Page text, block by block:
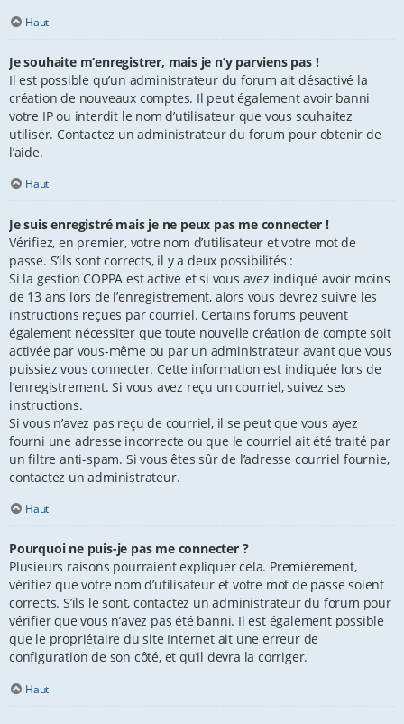
Haut
Je souhaite m’enregistrer, mais je n’y parviens pas !
Il est possible qu’un administrateur du forum ait désactivé la
création de nouveaux comptes. Il peut également avoir banni
votre IP ou interdit le nom d’utilisateur que vous souhaitez
utiliser. Contactez un administrateur du forum pour obtenir de
l’aide.
Haut
Je suis enregistré mais je ne peux pas me connecter !
Vérifiez, en premier, votre nom d’utilisateur et votre mot de
passe. S’ils sont corrects, il y a deux possibilités :
Si la gestion COPPA est active et si vous avez indiqué avoir moins
de 13 ans lors de l’enregistrement, alors vous devrez suivre les
instructions reçues par courriel. Certains forums peuvent
également nécessiter que toute nouvelle création de compte soit
activée par vous-même ou par un administrateur avant que vous
puissiez vous connecter. Cette information est indiquée lors de
l’enregistrement. Si vous avez reçu un courriel, suivez ses
instructions.
Si vous n’avez pas reçu de courriel, il se peut que vous ayez
fourni une adresse incorrecte ou que le courriel ait été traité par
un filtre anti-spam. Si vous êtes sûr de l’adresse courriel fournie,
contactez un administrateur.
Haut
Pourquoi ne puis-je pas me connecter ?
Plusieurs raisons pourraient expliquer cela. Premièrement,
vérifiez que votre nom d’utilisateur et votre mot de passe soient
corrects. S’ils le sont, contactez un administrateur du forum pour
vérifier que vous n’avez pas été banni. Il est également possible
que le propriétaire du site Internet ait une erreur de
configuration de son côté, et qu’il devra la corriger.
Haut